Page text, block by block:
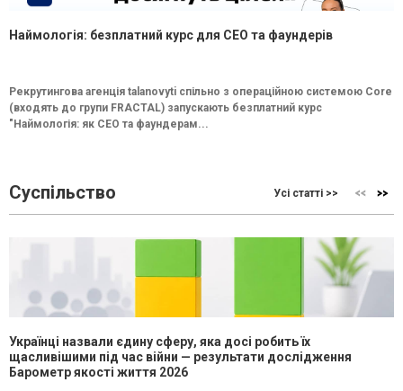
Наймологія: безплатний курс для CEO та фаундерів
Рекрутингова агенція talanovyti спільно з операційною системою Core
(входять до групи FRACTAL) запускають безплатний курс
"Наймологія: як СEO та фаундерам...
Суспільство Усі статті >>
Українці назвали єдину сферу, яка досі робить їх
щасливішими під час війни — результати дослідження
Барометр якості життя 2026